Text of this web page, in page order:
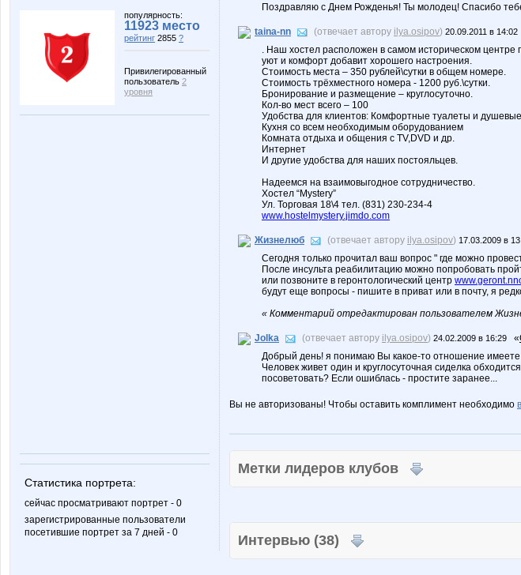
популярность:
11923 место
рейтинг 2855 ?
Привилегированный
пользователь 2
уровня
Статистика портрета:
сейчас просматривают портрет - 0
зарегистрированные пользователи
посетившие портрет за 7 дней - 0
Поздравляю с Днем Рожденья! Ты молодец! Спасибо
taina-nn (отвечает автору ilya.osipov) 20.09.2011 в 14:02
. Наш хостел расположен в самом историческом центре
уют и комфорт добавит хорошего настроения.
Стоимость места – 350 рублей\сутки в общем номере.
Стоимость трёхместного номера - 1200 руб.\сутки.
Бронирование и размещение – круглосуточно.
Кол-во мест всего – 100
Удобства для клиентов: Комфортные туалеты и
Кухня со всем необходимым оборудованием
Комната отдыха и общения с TV,DVD и др.
Интернет
И другие удобства для наших постояльцев.
Надеемся на взаимовыгодное сотрудничество.
Хостел “Mystery”
Ул. Торговая 18\4 тел. (831) 230-234-4
www.hostelmystery.jimdo.com
Жизнелюб (отвечает автору ilya.osipov) 17.03.2009 в
Сегодня только прочитал ваш вопрос " где можно
После инсульта реабилитацию можно попробовать
или позвоните в геронтологический центр
будут еще вопросы - пишите в приват или в почту, я
« Комментарий отредактирован пользователем
Jolka (отвечает автору ilya.osipov) 24.02.2009 в 16:29 «
Добрый день! я понимаю Вы какое-то отношение
Человек живет один и круглосуточная сиделка
посоветовать? Если ошиблась - простите заранее...
Вы не авторизованы! Чтобы оставить комплимент необходимо
Метки лидеров клубов
Интервью (38)